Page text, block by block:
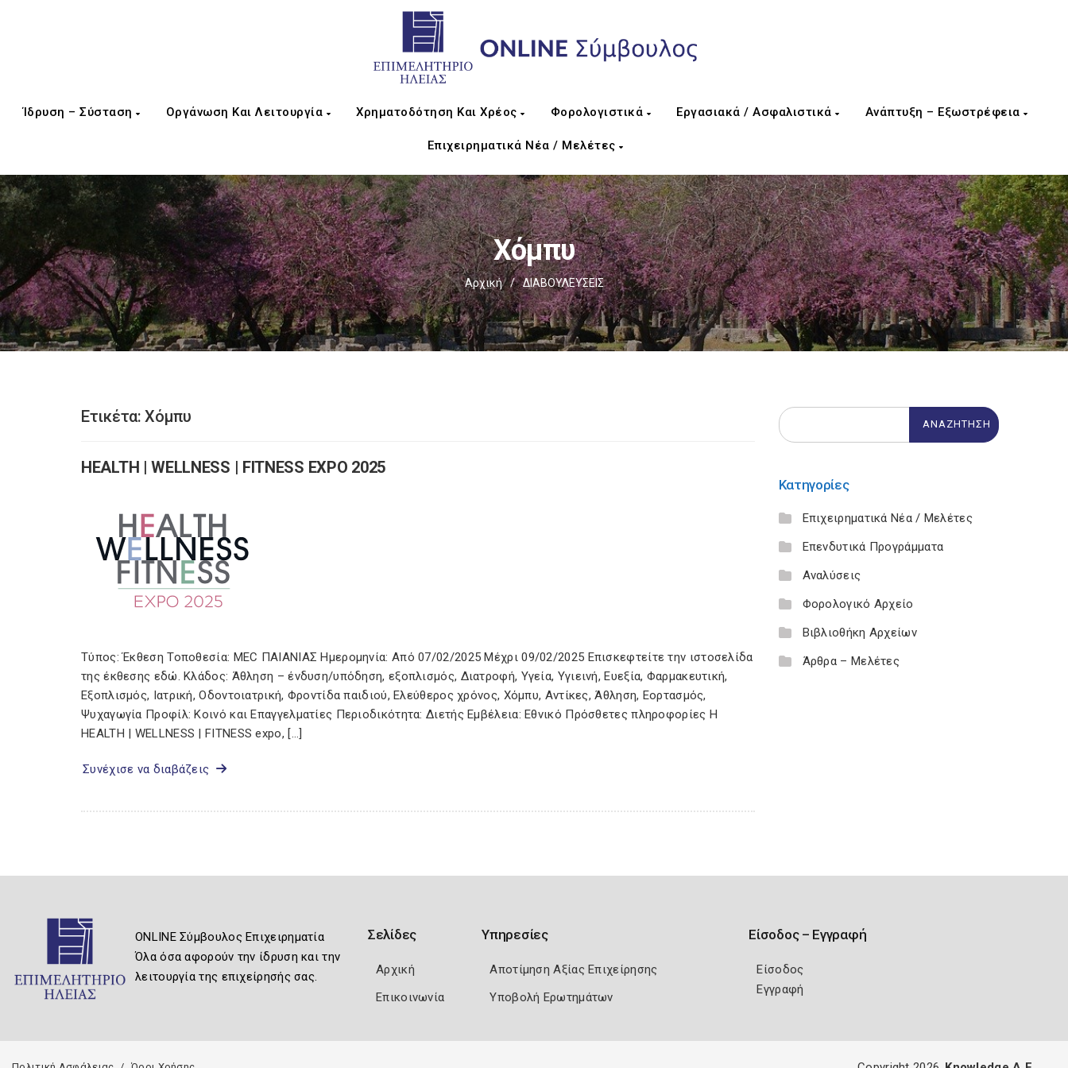
Ίδρυση – Σύσταση Οργάνωση Και Λειτουργία Χρηματοδότηση Και Χρέος Φορολογιστικά Εργασιακά / Ασφαλιστικά Ανάπτυξη – Εξωστρέφεια
Επιχειρηματικά Νέα / Μελέτες
Χόμπυ
Αρχική / ΔΙΑΒΟΥΛΕΥΣΕΙΣ
Ετικέτα:Χόμπυ
HEALTH | WELLNESS | FITNESS EXPO 2025
Τύπος: Έκθεση Τοποθεσία: MEC ΠΑΙΑΝΙΑΣ Ημερομηνία: Από 07/02/2025 Μέχρι 09/02/2025 Επισκεφτείτε την ιστοσελίδα
της έκθεσης εδώ. Κλάδος: Άθληση – ένδυση/υπόδηση, εξοπλισμός, Διατροφή, Υγεία, Υγιεινή, Ευεξία, Φαρμακευτική,
Εξοπλισμός, Ιατρική, Οδοντοιατρική, Φροντίδα παιδιού, Ελεύθερος χρόνος, Χόμπυ, Αντίκες, Άθληση, Εορτασμός,
Ψυχαγωγία Προφίλ: Κοινό και Επαγγελματίες Περιοδικότητα: Διετής Εμβέλεια: Εθνικό Πρόσθετες πληροφορίες Η
HEALTH | WELLNESS | FITNESS expo, […]
Συνέχισε να διαβάζεις
Κατηγορίες
Επιχειρηματικά Νέα / Μελέτες
Επενδυτικά Προγράμματα
Αναλύσεις
Φορολογικό Αρχείο
Βιβλιοθήκη Αρχείων
Άρθρα – Μελέτες
ONLINE Σύμβουλος Επιχειρηματία
Όλα όσα αφορούν την ίδρυση και την
λειτουργία της επιχείρησής σας.
Σελίδες
Αρχική
Επικοινωνία
Υπηρεσίες
Αποτίμηση Αξίας Επιχείρησης
Υποβολή Ερωτημάτων
Είσοδος – Εγγραφή
Είσοδος
Εγγραφή